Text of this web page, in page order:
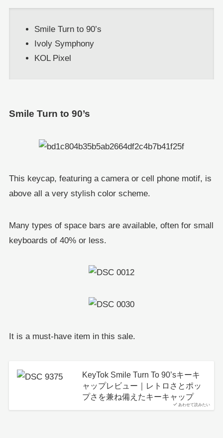
Smile Turn to 90’s
Ivoly Symphony
KOL Pixel
Smile Turn to 90’s
This keycap, featuring a camera or cell phone motif, is
above all a very stylish color scheme.
Many types of space bars are available, often for small
keyboards of 40% or less.
It is a must-have item in this sale.
あわせて読みたい
KeyTok Smile Turn To 90’sキーキ
ャップレビュー｜レトロさとポッ
プさを兼ね備えたキーキャップ